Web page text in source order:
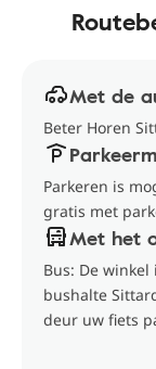
Met de
Beter Horen
Parkeren is
gratis met
Met het
Bus: De
bushalte
deur uw fiets